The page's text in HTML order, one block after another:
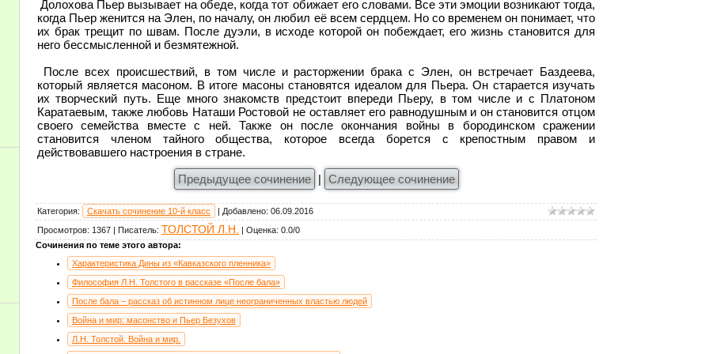
Долохова Пьер вызывает на обеде, когда тот обижает его словами. Все эти эмоции возникают тогда,
когда Пьер женится на Элен, по началу, он любил её всем сердцем. Но со временем он понимает, что
их брак трещит по швам. После дуэли, в исходе которой он побеждает, его жизнь становится для
него бессмысленной и безмятежной.
После всех происшествий, в том числе и расторжении брака с Элен, он встречает Баздеева,
который является масоном. В итоге масоны становятся идеалом для Пьера. Он старается изучать
их творческий путь. Еще много знакомств предстоит впереди Пьеру, в том числе и с Платоном
Каратаевым, также любовь Наташи Ростовой не оставляет его равнодушным и он становится отцом
своего семейства вместе с ней. Также он после окончания войны в бородинском сражении
становится членом тайного общества, которое всегда борется с крепостным правом и
действовавшего настроения в стране.
Предыдущее сочинение
| Следующее сочинение
Категория: Скачать сочинение 10-й класс Добавлено: 06.09.2016
Просмотров: 1367 Писатель: ТОЛСТОЙ Л.Н. Оценка: 0.0/0
Сочинения по теме этого автора:
Характеристика Дины из «Кавказского пленника»
Философия Л.Н. Толстого в рассказе «После бала»
После бала – рассказ об истинном лице неограниченных властью людей
Война и мир: масонство и Пьер Безухов
Л.Н. Толстой. Война и мир.